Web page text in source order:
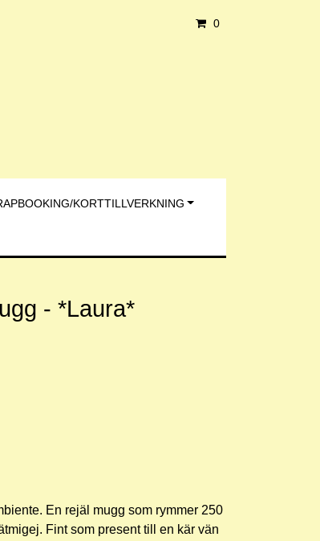
0
KORTTILLVERKNING
- *Laura*
En rejäl mugg som rymmer 250
Fint som present till en kär vän